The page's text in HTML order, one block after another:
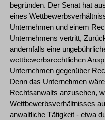
begründen. Der Senat hat
eines
Unternehmen und einem
Unternehmens vertritt,
andernfalls eine
wettbewerbsrechtlichen
Unternehmen gegenüber
Denn das Unternehmen
Rechtsanwalts anzusehen,
Wettbewerbsverhältnisses
anwaltliche Tätigkeit - etwa